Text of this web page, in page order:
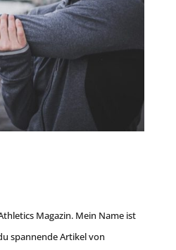
Magazin. Mein Name ist
spannende Artikel von